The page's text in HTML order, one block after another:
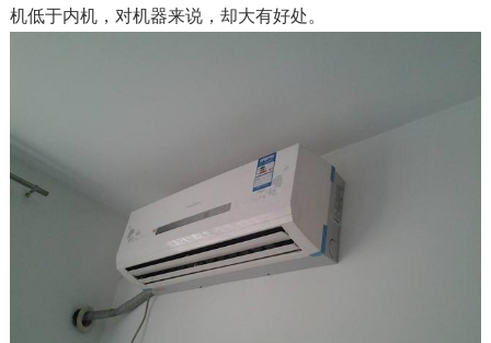
机低于内机，对机器来说，却大有好处。